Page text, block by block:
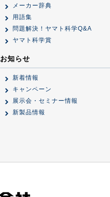
メーカー辞典
用語集
問題解決！ヤマト科学Q&A
ヤマト科学賞
お知らせ
新着情報
キャンペーン
展示会・セミナー情報
新製品情報